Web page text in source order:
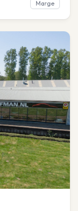
Marge